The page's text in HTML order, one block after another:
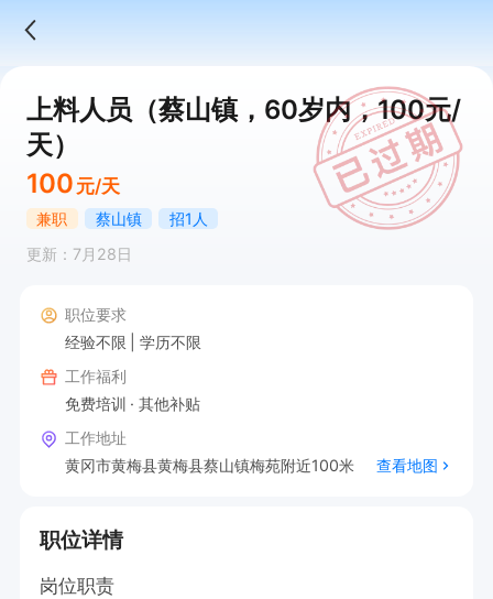
上料人员（蔡山镇，60岁内，100元/
天）
100 元/天
兼职 蔡山镇
招1人
更新：7月28日
职位要求
经验不限
学历不限
工作福利
免费培训
其他补贴
工作地址
黄冈市黄梅县黄梅县蔡山镇梅苑附近100米
查看地图
职位详情
岗位职责